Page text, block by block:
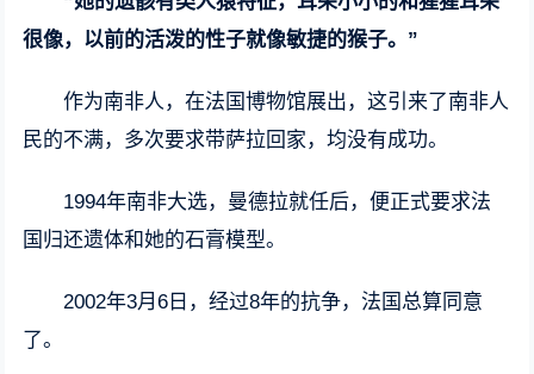
很像，以前的活泼的性子就像敏捷的猴子。”
作为南非人，在法国博物馆展出，这引来了南非人
民的不满，多次要求带萨拉回家，均没有成功。
1994年南非大选，曼德拉就任后，便正式要求法
国归还遗体和她的石膏模型。
2002年3月6日，经过8年的抗争，法国总算同意
了。